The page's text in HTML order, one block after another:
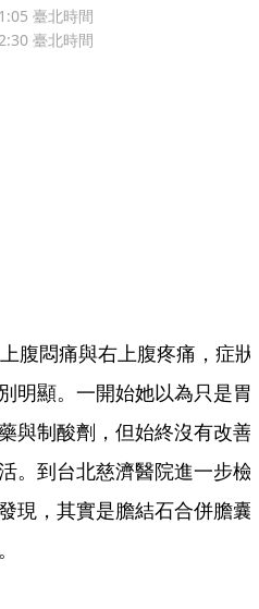
臺北時間
臺北時間
腹悶痛與右上腹疼痛，症狀
明顯。一開始她以為只是胃
與制酸劑，但始終沒有改善
。到台北慈濟醫院進一步檢
現，其實是膽結石合併膽囊